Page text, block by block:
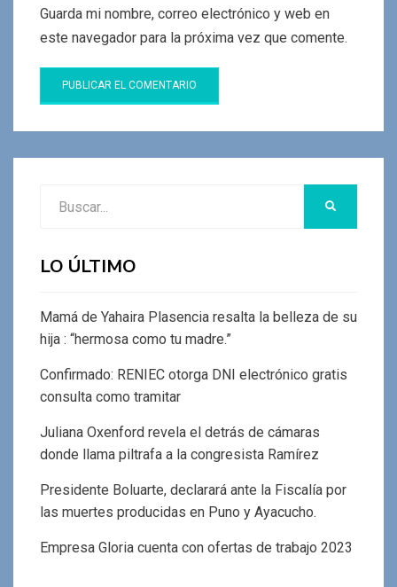
Guarda mi nombre, correo electrónico y web en
este navegador para la próxima vez que comente.
LO ÚLTIMO
Mamá de Yahaira Plasencia resalta la belleza de su
hija : “hermosa como tu madre.”
Confirmado: RENIEC otorga DNI electrónico gratis
consulta como tramitar
Juliana Oxenford revela el detrás de cámaras
donde llama piltrafa a la congresista Ramírez
Presidente Boluarte, declarará ante la Fiscalía por
las muertes producidas en Puno y Ayacucho.
Empresa Gloria cuenta con ofertas de trabajo 2023